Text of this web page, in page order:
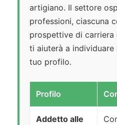
artigiano. Il settore
professioni, ciascuna
prospettive di carriera
ti aiuterà a
tuo profilo.
Profilo
Addetto alle